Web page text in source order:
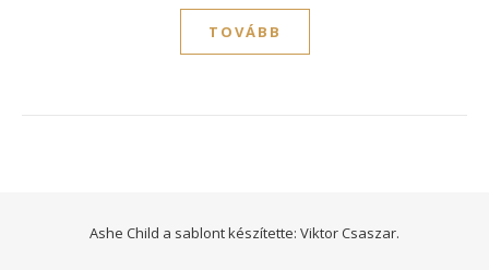
TOVÁBB
Ashe Child a sablont készítette: Viktor Csaszar.